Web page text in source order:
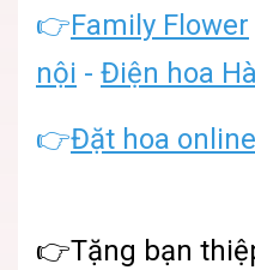
👉Family Flower
nội - Điện hoa
👉Đặt hoa online
👉Tặng bạn